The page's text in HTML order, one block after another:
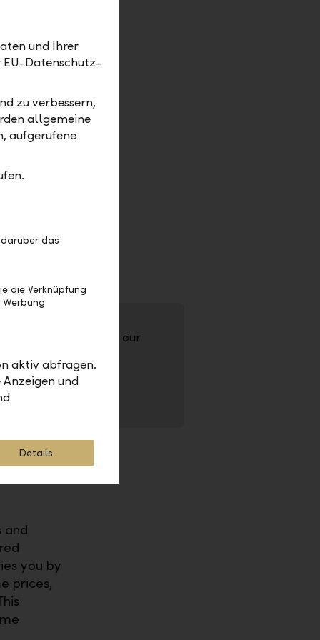
private
as
the
information about our
and
you by
prices,
und Ihrer
EU-Datenschutz-
zu verbessern,
allgemeine
aufgerufene
das
die Verknüpfung
aktiv abfragen.
und
Details